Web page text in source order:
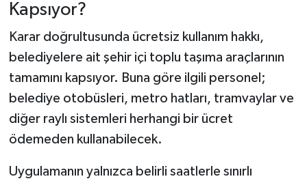
Kapsıyor?
Karar doğrultusunda ücretsiz kullanım hakkı,
belediyelere ait şehir içi toplu taşıma araçlarının
tamamını kapsıyor. Buna göre ilgili personel;
belediye otobüsleri, metro hatları, tramvaylar ve
diğer raylı sistemleri herhangi bir ücret
ödemeden kullanabilecek.
Uygulamanın yalnızca belirli saatlerle sınırlı